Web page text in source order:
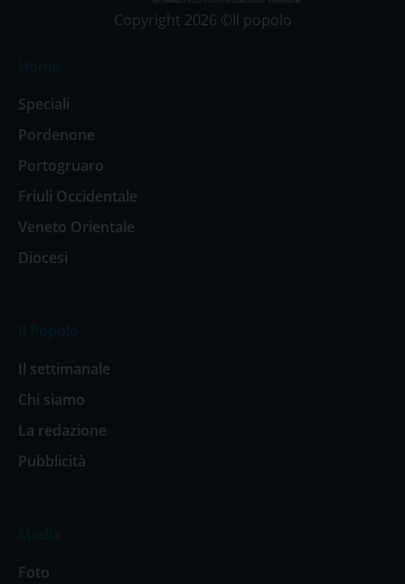
Copyright 2026 ©Il popolo
Speciali
Pordenone
Portogruaro
Friuli Occidentale
Veneto Orientale
Diocesi
Il settimanale
Chi siamo
La redazione
Pubblicità
Foto